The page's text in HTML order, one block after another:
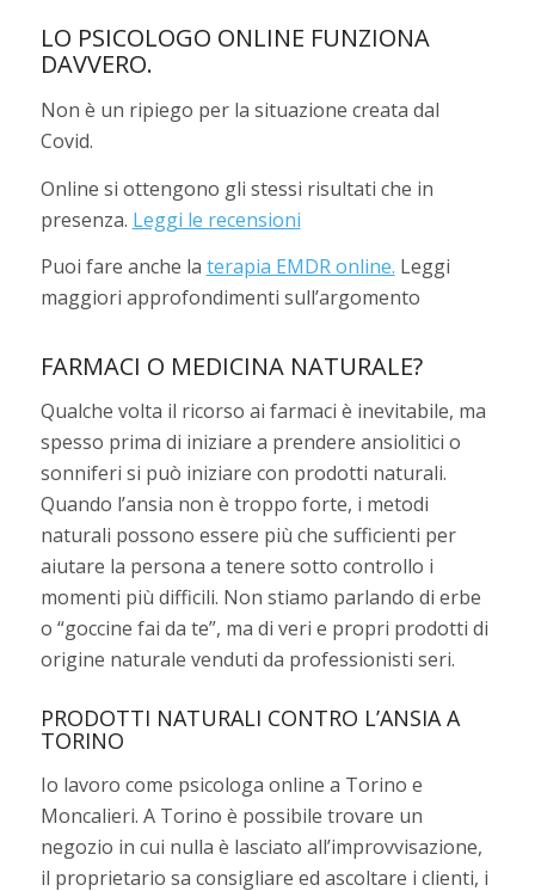
LO PSICOLOGO ONLINE FUNZIONA
DAVVERO.
Non è un ripiego per la situazione creata dal
Covid.
Online si ottengono gli stessi risultati che in
presenza. Leggi le recensioni
Puoi fare anche la terapia EMDR online. Leggi
maggiori approfondimenti sull’argomento
FARMACI O MEDICINA NATURALE?
Qualche volta il ricorso ai farmaci è inevitabile, ma
spesso prima di iniziare a prendere ansiolitici o
sonniferi si può iniziare con prodotti naturali.
Quando l’ansia non è troppo forte, i metodi
naturali possono essere più che sufficienti per
aiutare la persona a tenere sotto controllo i
momenti più difficili. Non stiamo parlando di erbe
o “goccine fai da te”, ma di veri e propri prodotti di
origine naturale venduti da professionisti seri.
PRODOTTI NATURALI CONTRO L’ANSIA A
TORINO
Io lavoro come psicologa online a Torino e
Moncalieri. A Torino è possibile trovare un
negozio in cui nulla è lasciato all’improvvisazione,
il proprietario sa consigliare ed ascoltare i clienti, i